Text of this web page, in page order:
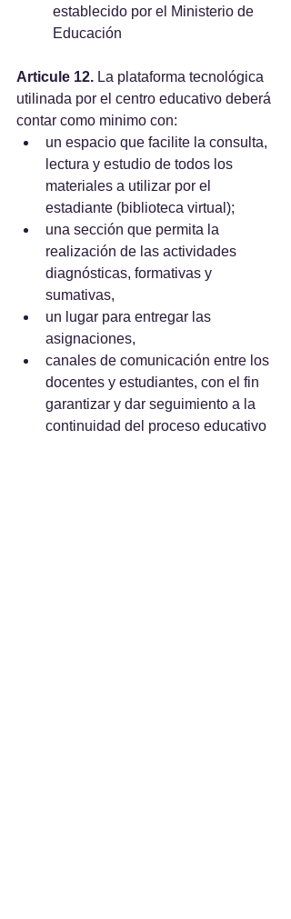
establecido por el Ministerio de
Educación
Articule 12. La plataforma tecnológica
utilinada por el centro educativo deberá
contar como minimo con:
un espacio que facilite la consulta,
lectura y estudio de todos los
materiales a utilizar por el
estadiante (biblioteca virtual);
una sección que permita la
realización de las actividades
diagnósticas, formativas y
sumativas,
un lugar para entregar las
asignaciones,
canales de comunicación entre los
docentes y estudiantes, con el fin
garantizar y dar seguimiento a la
continuidad del proceso educativo